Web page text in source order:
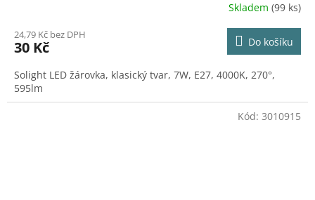
Skladem (99 ks)
24,79 Kč bez DPH
30 Kč Do košíku
Solight LED žárovka, klasický tvar, 7W, E27, 4000K, 270°,
595lm
Kód: 3010915